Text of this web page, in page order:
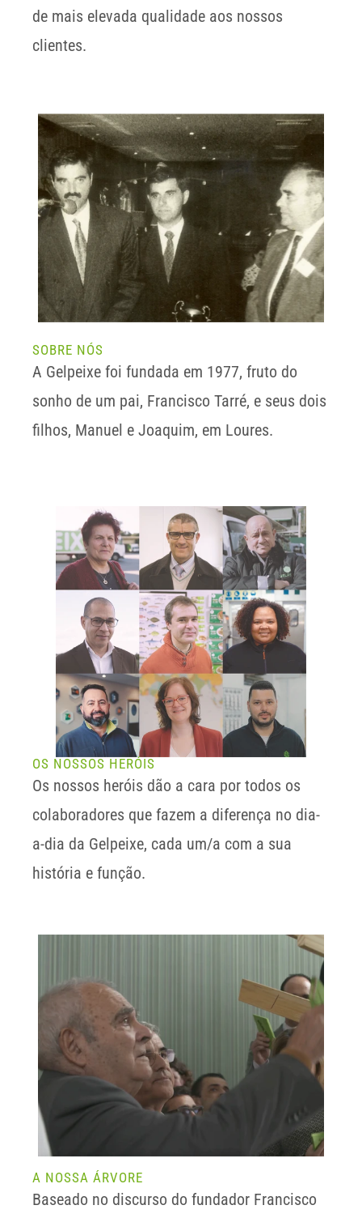
de mais elevada qualidade aos nossos
clientes.
SOBRE NÓS
A Gelpeixe foi fundada em 1977, fruto do
sonho de um pai, Francisco Tarré, e seus dois
filhos, Manuel e Joaquim, em Loures.
OS NOSSOS HERÓIS
Os nossos heróis dão a cara por todos os
colaboradores que fazem a diferença no dia-
a-dia da Gelpeixe, cada um/a com a sua
história e função.
A NOSSA ÁRVORE
Baseado no discurso do fundador Francisco